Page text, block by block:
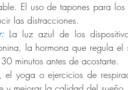
El uso de tapones para
las distracciones.
La luz azul de los
la hormona que regula el
minutos antes de acostarte.
el yoga o ejercicios de